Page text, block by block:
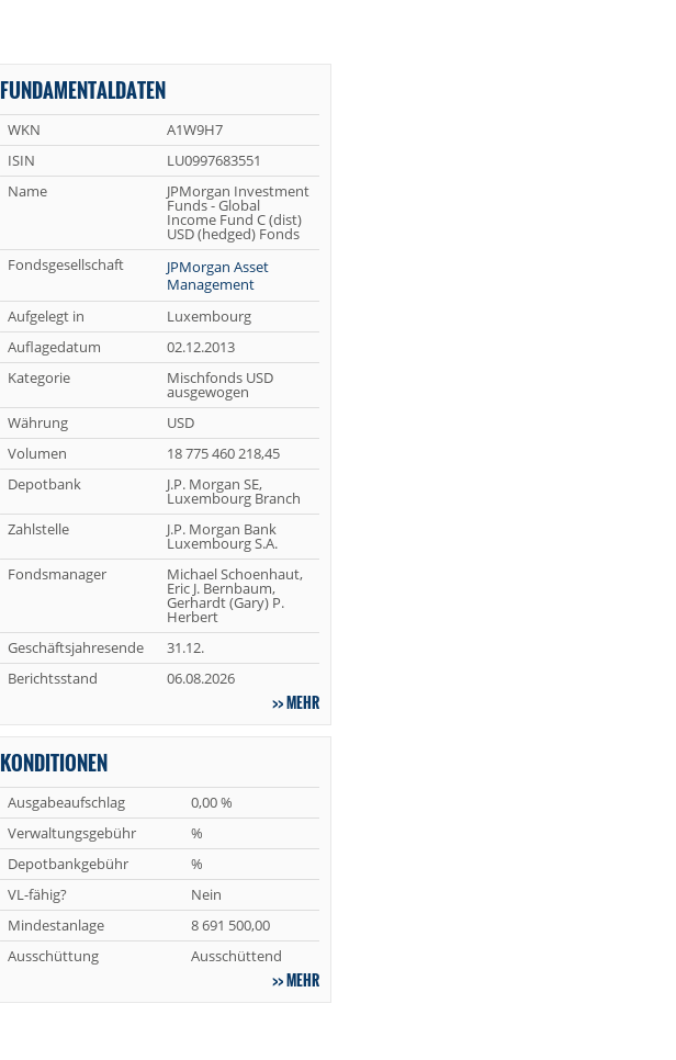
FUNDAMENTALDATEN
WKN
A1W9H7
ISIN
LU0997683551
Name
JPMorgan Investment
Funds - Global
Income Fund C (dist)
USD (hedged) Fonds
Fondsgesellschaft
JPMorgan Asset
Management
Aufgelegt in
Luxembourg
Auflagedatum
02.12.2013
Kategorie
Mischfonds USD
ausgewogen
Währung
USD
Volumen
18 775 460 218,45
Depotbank
J.P. Morgan SE,
Luxembourg Branch
Zahlstelle
J.P. Morgan Bank
Luxembourg S.A.
Fondsmanager
Michael Schoenhaut,
Eric J. Bernbaum,
Gerhardt (Gary) P.
Herbert
Geschäftsjahresende
31.12.
Berichtsstand
06.08.2026
MEHR
KONDITIONEN
Ausgabeaufschlag
0,00 %
Verwaltungsgebühr
%
Depotbankgebühr
%
VL-fähig?
Nein
Mindestanlage
8 691 500,00
Ausschüttung
Ausschüttend
MEHR